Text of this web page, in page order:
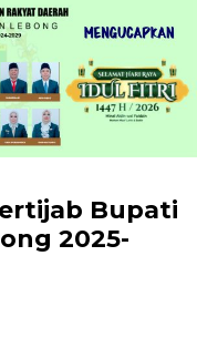
Bupati
2025-